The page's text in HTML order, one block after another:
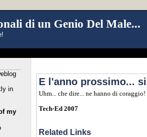
di un Genio Del Male...
in
my
E l'anno prossimo...
Uhm... che dire... ne hanno di coraggio!
Tech·Ed 2007
Related Links